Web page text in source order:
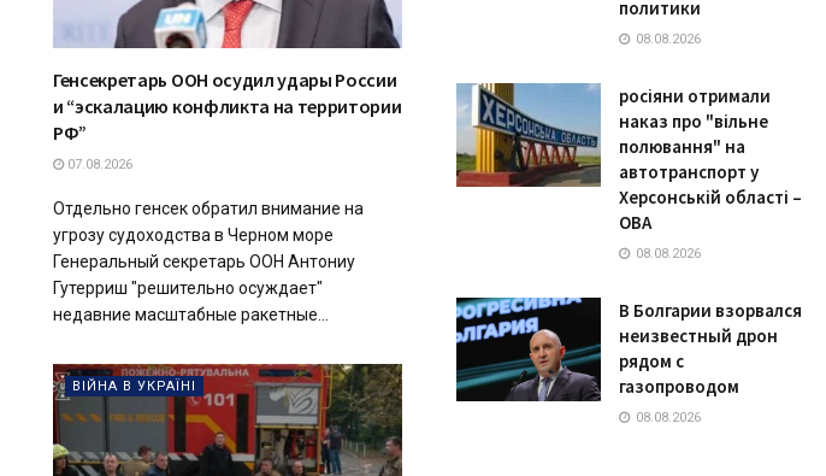
Генсекретарь ООН осудил удары России
и “эскалацию конфликта на территории
РФ”
07.08.2026
Отдельно генсек обратил внимание на
угрозу судоходства в Черном море
Генеральный секретарь ООН Антониу
Гутерриш "решительно осуждает"
недавние масштабные ракетные...
ВІЙНА В УКРАЇНІ
политики
08.08.2026
росіяни отримали
наказ про "вільне
полювання" на
автотранспорт у
Херсонській області –
ОВА
08.08.2026
В Болгарии взорвался
неизвестный дрон
рядом с
газопроводом
08.08.2026